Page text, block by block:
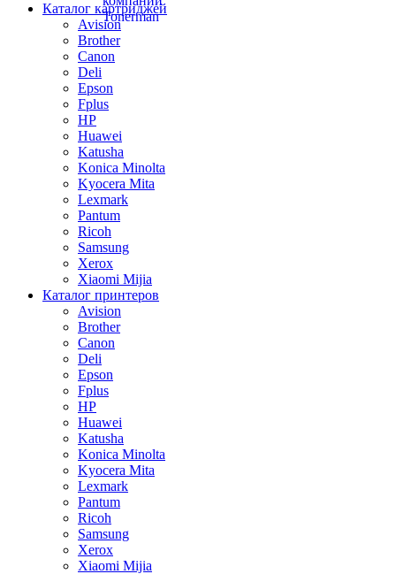
Каталог картриджей
Avision
Brother
Canon
Deli
Epson
Fplus
HP
Huawei
Katusha
Konica Minolta
Kyocera Mita
Lexmark
Pantum
Ricoh
Samsung
Xerox
Xiaomi Mijia
Каталог принтеров
Avision
Brother
Canon
Deli
Epson
Fplus
HP
Huawei
Katusha
Konica Minolta
Kyocera Mita
Lexmark
Pantum
Ricoh
Samsung
Xerox
Xiaomi Mijia